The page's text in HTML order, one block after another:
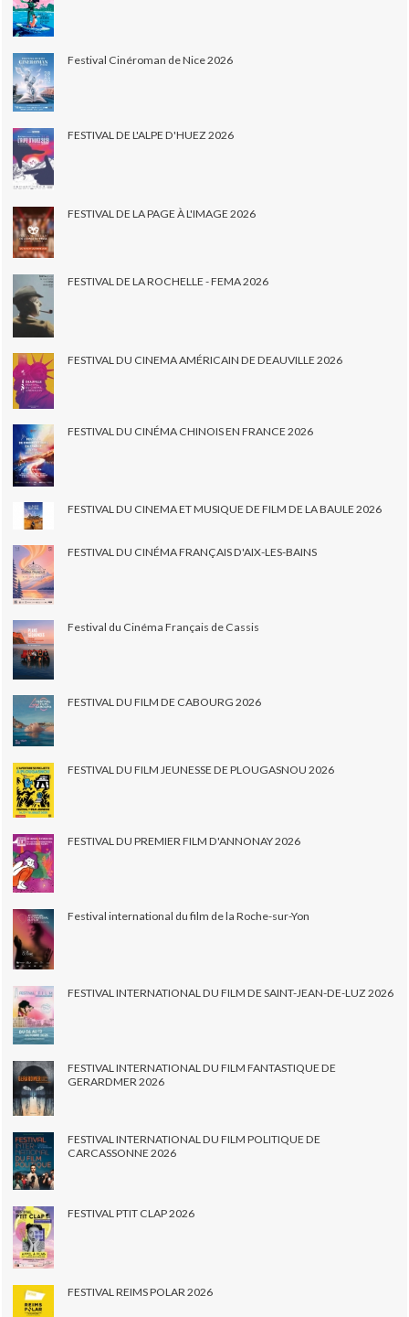
Festival Cinéroman de Nice 2026
FESTIVAL DE L'ALPE D'HUEZ 2026
FESTIVAL DE LA PAGE À L'IMAGE 2026
FESTIVAL DE LA ROCHELLE - FEMA 2026
FESTIVAL DU CINEMA AMÉRICAIN DE DEAUVILLE 2026
FESTIVAL DU CINÉMA CHINOIS EN FRANCE 2026
FESTIVAL DU CINEMA ET MUSIQUE DE FILM DE LA BAULE 2026
FESTIVAL DU CINÉMA FRANÇAIS D'AIX-LES-BAINS
Festival du Cinéma Français de Cassis
FESTIVAL DU FILM DE CABOURG 2026
FESTIVAL DU FILM JEUNESSE DE PLOUGASNOU 2026
FESTIVAL DU PREMIER FILM D'ANNONAY 2026
Festival international du film de la Roche-sur-Yon
FESTIVAL INTERNATIONAL DU FILM DE SAINT-JEAN-DE-LUZ 2026
FESTIVAL INTERNATIONAL DU FILM FANTASTIQUE DE
GERARDMER 2026
FESTIVAL INTERNATIONAL DU FILM POLITIQUE DE
CARCASSONNE 2026
FESTIVAL PTIT CLAP 2026
FESTIVAL REIMS POLAR 2026